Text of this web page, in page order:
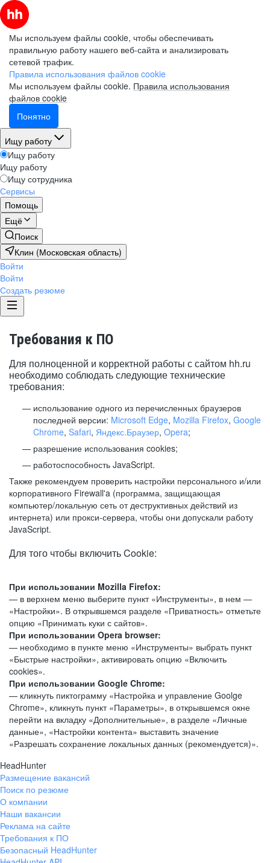
Мы используем файлы cookie, чтобы обеспечивать
правильную работу нашего веб-сайта и анализировать
сетевой трафик.
Правила использования файлов cookie
Мы используем файлы cookie. Правила использования
файлов cookie
Понятно
Ищу работу
Ищу работу
Ищу работу
Ищу сотрудника
Сервисы
Помощь
Ещё
Поиск
Клин (Московская область)
Войти
Войти
Создать резюме
Требования к ПО
Для полноценной и корректной работы с сайтом hh.ru
необходимо соблюдать следующие технические
требования:
использование одного из перечисленных браузеров
последней версии: Microsoft Edge, Mozilla Firefox, Google
Chrome, Safari, Яндекс.Браузер, Opera;
разрешение использования cookies;
работоспособность JavaScript.
Также рекомендуем проверить настройки персонального и/или
корпоративного Firewall'a (программа, защищающая
компьютер/локальную сеть от деструктивных действий из
интернета) или прокси-сервера, чтобы они допускали работу
JavaScript.
Для того чтобы включить Cookie:
При использовании Mozilla Firefox:
— в верхнем меню выберите пункт «Инструменты», в нем —
«Настройки». В открывшемся разделе «Приватность» отметьте
опцию «Принимать куки с сайтов».
При использовании Opera browser:
— необходимо в пункте меню «Инструменты» выбрать пункт
«Быстрые настройки», активировать опцию «Включить
cookies».
При использовании Google Chrome:
— кликнуть пиктограмму «Настройка и управление Goolge
Chrome», кликнуть пункт «Параметры», в открывшемся окне
перейти на вкладку «Дополнительные», в разделе «Личные
данные», «Настройки контента» выставить значение
«Разрешать сохранение локальных данных (рекомендуется)».
HeadHunter
Размещение вакансий
Поиск по резюме
О компании
Наши вакансии
Реклама на сайте
Требования к ПО
Безопасный HeadHunter